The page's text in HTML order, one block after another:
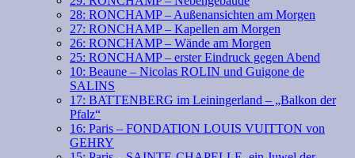
28: RONCHAMP – Außenansichten am Morgen
27: RONCHAMP – Kapellen am Morgen
26: RONCHAMP – Wände am Morgen
25: RONCHAMP – erster Eindruck gegen Abend
10: Beaune – Nicolas ROLIN und Guigone de
SALINS
17: BATTENBERG im Leiningerland – „Balkon der
Pfalz“
16: Paris – FONDATION LOUIS VUITTON von
GEHRY